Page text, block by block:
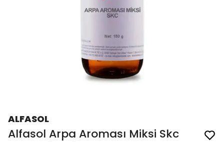
ALFASOL
Alfasol Arpa Aroması Miksi Skc